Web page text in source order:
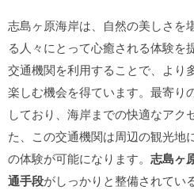
志島ヶ原海岸は、自然の美しさを
る人々にとって心癒される体験を
交通機関を利用することで、より
楽しむ機会を得ています。最寄り
しており、海岸までの快適なアク
た、この交通機関は周辺の観光地
の体験が可能になります。 志島ヶ
通手段がしっかりと整備されてい